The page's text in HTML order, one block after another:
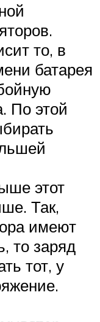
то, в
батарея
По этой
этот
Так,
имеют
то заряд
тот, у